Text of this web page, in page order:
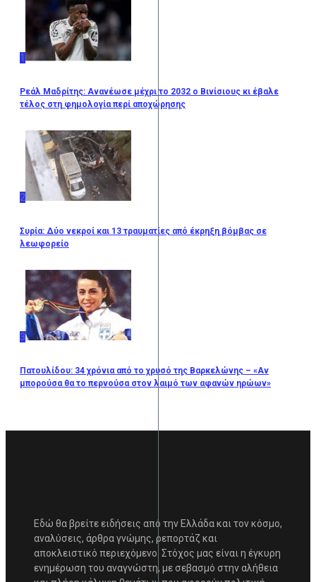
1
Ρεάλ Μαδρίτης: Ανανέωσε μέχρι το 2032 ο Βινίσιους κι έβαλε
τέλος στη φημολογία περί αποχώρησης
2
Συρία: Δύο νεκροί και 13 τραυματίες από έκρηξη βόμβας σε
λεωφορείο
3
Πατουλίδου: 34 χρόνια από το χρυσό της Βαρκελώνης – «Αν
μπορούσα θα το περνούσα στον λαιμό των αφανών ηρώων»
Εδώ θα βρείτε ειδήσεις από την Ελλάδα και τον κόσμο,
αναλύσεις, άρθρα γνώμης, ρεπορτάζ και
αποκλειστικό περιεχόμενο. Στόχος μας είναι η έγκυρη
ενημέρωση του αναγνώστη, με σεβασμό στην αλήθεια